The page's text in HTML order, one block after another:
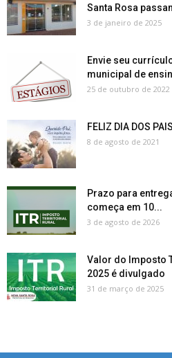
Santa Rosa
3 de janeiro de 2025
Envie seu
municipal de
25 de outubro de 2022
FELIZ DIA DOS PAIS
8 de agosto de 2021
Prazo para
começa em 10...
3 de agosto de 2026
Valor do Imposto
2025 é divulgado
31 de março de 2025